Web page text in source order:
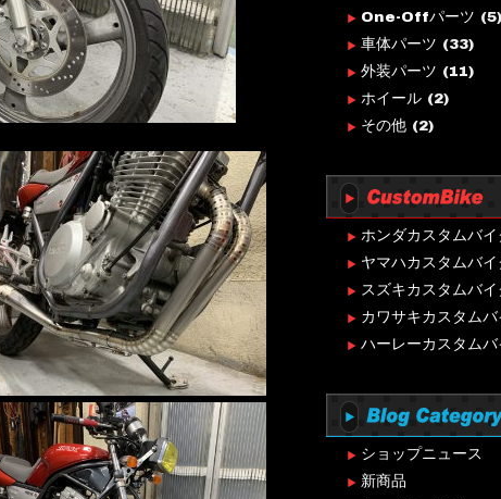
One-Offパーツ (5)
車体パーツ (33)
外装パーツ (11)
ホイール (2)
その他 (2)
ホンダカスタムバイ
ヤマハカスタムバイ
スズキカスタムバイ
カワサキカスタムバ
ハーレーカスタムバ
ショップニュース
新商品